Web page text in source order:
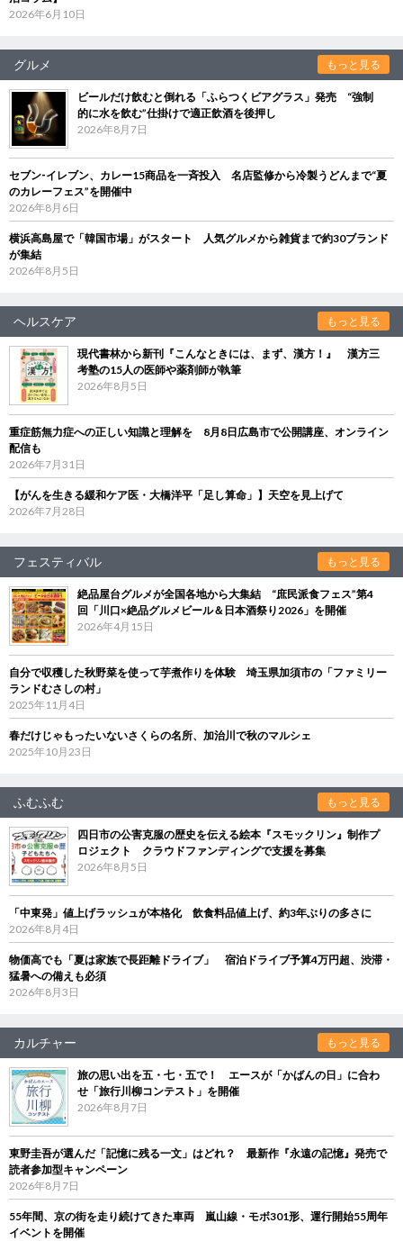
2026年6月10日
グルメ もっと見る
ビールだけ飲むと倒れる「ふらつくビアグラス」発売 “強制
的に水を飲む”仕掛けで適正飲酒を後押し
2026年8月7日
セブン‐イレブン、カレー15商品を一斉投入 名店監修から冷製うどんまで“夏
のカレーフェス”を開催中
2026年8月6日
横浜高島屋で「韓国市場」がスタート 人気グルメから雑貨まで約30ブランド
が集結
2026年8月5日
ヘルスケア もっと見る
現代書林から新刊『こんなときには、まず、漢方！』 漢方三
考塾の15人の医師や薬剤師が執筆
2026年8月5日
重症筋無力症への正しい知識と理解を 8月8日広島市で公開講座、オンライン
配信も
2026年7月31日
【がんを生きる緩和ケア医・大橋洋平「足し算命」】天空を見上げて
2026年7月28日
フェスティバル もっと見る
絶品屋台グルメが全国各地から大集結 “庶民派食フェス”第4
回「川口×絶品グルメビール＆日本酒祭り2026」を開催
2026年4月15日
自分で収穫した秋野菜を使って芋煮作りを体験 埼玉県加須市の「ファミリー
ランドむさしの村」
2025年11月4日
春だけじゃもったいないさくらの名所、加治川で秋のマルシェ
2025年10月23日
ふむふむ もっと見る
四日市の公害克服の歴史を伝える絵本『スモックリン』制作プ
ロジェクト クラウドファンディングで支援を募集
2026年8月5日
「中東発」値上げラッシュが本格化 飲食料品値上げ、約3年ぶりの多さに
2026年8月4日
物価高でも「夏は家族で長距離ドライブ」 宿泊ドライブ予算4万円超、渋滞・
猛暑への備えも必須
2026年8月3日
カルチャー もっと見る
旅の思い出を五・七・五で！ エースが「かばんの日」に合わ
せ「旅行川柳コンテスト」を開催
2026年8月7日
東野圭吾が選んだ「記憶に残る一文」はどれ？ 最新作『永遠の記憶』発売で
読者参加型キャンペーン
2026年8月7日
55年間、京の街を走り続けてきた車両 嵐山線・モボ301形、運行開始55周年
イベントを開催